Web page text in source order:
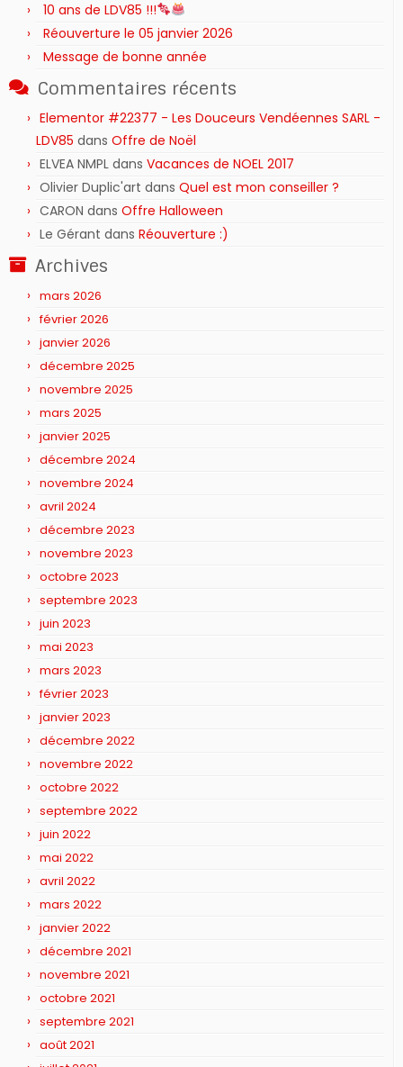
10 ans de LDV85 !!!
Réouverture le 05 janvier 2026
Message de bonne année
Commentaires récents
Elementor #22377 - Les Douceurs Vendéennes SARL -
LDV85 dans Offre de Noël
ELVEA NMPL dans Vacances de NOEL 2017
Olivier Duplic'art dans Quel est mon conseiller ?
CARON dans Offre Halloween
Le Gérant dans Réouverture :)
Archives
mars 2026
février 2026
janvier 2026
décembre 2025
novembre 2025
mars 2025
janvier 2025
décembre 2024
novembre 2024
avril 2024
décembre 2023
novembre 2023
octobre 2023
septembre 2023
juin 2023
mai 2023
mars 2023
février 2023
janvier 2023
décembre 2022
novembre 2022
octobre 2022
septembre 2022
juin 2022
mai 2022
avril 2022
mars 2022
janvier 2022
décembre 2021
novembre 2021
octobre 2021
septembre 2021
août 2021